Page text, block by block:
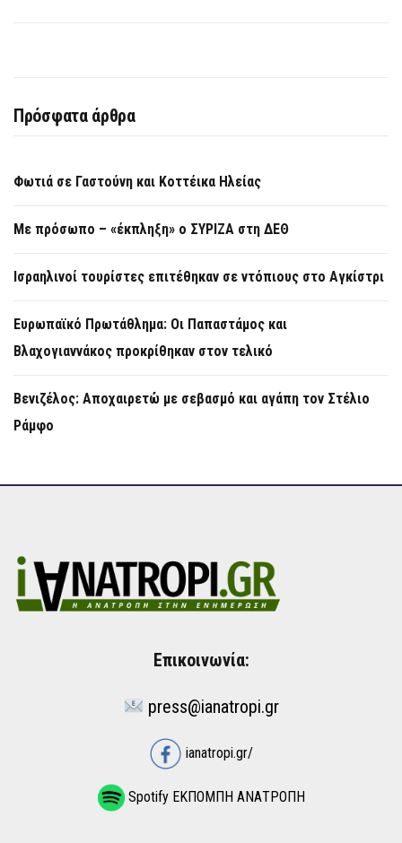
Πρόσφατα άρθρα
Φωτιά σε Γαστούνη και Κοττέικα Ηλείας
Με πρόσωπο – «έκπληξη» ο ΣΥΡΙΖΑ στη ΔΕΘ
Ισραηλινοί τουρίστες επιτέθηκαν σε ντόπιους στο Αγκίστρι
Ευρωπαϊκό Πρωτάθλημα: Οι Παπαστάμος και
Βλαχογιαννάκος προκρίθηκαν στον τελικό
Βενιζέλος: Αποχαιρετώ με σεβασμό και αγάπη τον Στέλιο
Ράμφο
Επικοινωνία:
press@ianatropi.gr
ianatropi.gr/
Spotify ΕΚΠΟΜΠΗ ΑΝΑΤΡΟΠΗ